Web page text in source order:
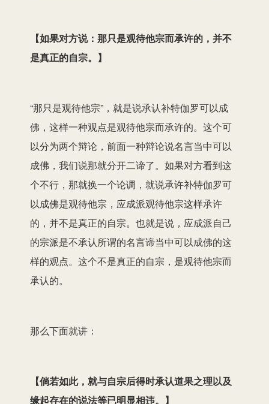
【如果对方说：那只是观待他宗而承许的，并不
是真正的自宗。】
“那只是观待他宗”，就是说承认补特伽罗可以成
佛，这样一种观点是观待他宗而承许的。这个可
以分为两个辩论，前面一种辩论说名言当中可以
成佛，我们说那就分开二谛了。如果对方看到这
个不行，那就换一个论调，就说承许补特伽罗可
以成佛是观待他宗，应成派观待他宗这样承许
的，并不是真正的自宗。也就是说，应成派自己
的宗派是不承认所谓的名言谛当中可以成佛的这
样的观点。这个不是真正的自宗，是观待他宗而
承认的。
那么下面就讲：
【倘若如此，就与自宗后得时承认道果之理以及
缘起存在的说法等已明显相违。 】